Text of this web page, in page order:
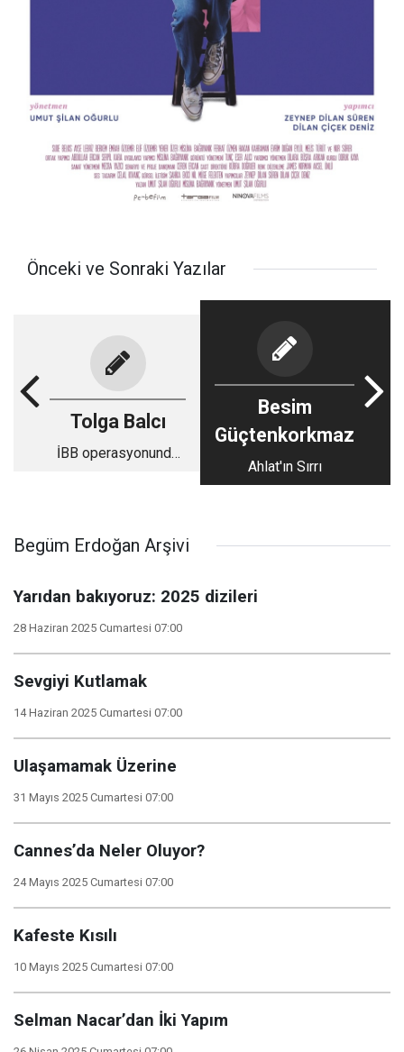
Önceki ve Sonraki Yazılar
Tolga Balcı
İBB operasyonunda
Karaismailoğlu'nun
yakın çalışma
Besim
Güçtenkorkmaz
Ahlat'ın Sırrı
Begüm Erdoğan Arşivi
Yarıdan bakıyoruz: 2025 dizileri
28 Haziran 2025 Cumartesi 07:00
Sevgiyi Kutlamak
14 Haziran 2025 Cumartesi 07:00
Ulaşamamak Üzerine
31 Mayıs 2025 Cumartesi 07:00
Cannes’da Neler Oluyor?
24 Mayıs 2025 Cumartesi 07:00
Kafeste Kısılı
10 Mayıs 2025 Cumartesi 07:00
Selman Nacar’dan İki Yapım